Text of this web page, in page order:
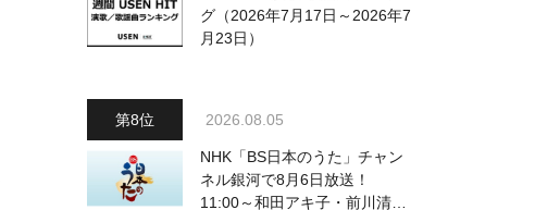
グ（2026年7月17日～2026年7
月23日）
2026.08.05
NHK「BS日本のうた」チャン
ネル銀河で8月6日放送！
11:00～和田アキ子・前川清